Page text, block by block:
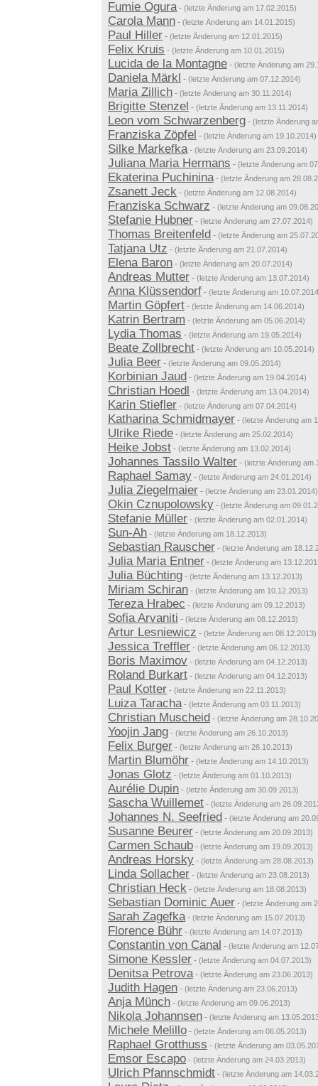
Fumie Ogura- (letzte Änderung am 17.02.2015)
Carola Mann - (letzte Änderung am 14.01.2015)
Paul Hiller - (letzte Änderung am 12.01.2015)
Felix Kruis - (letzte Änderung am 10.01.2015)
Lucida de la Montagne - (letzte Änderung am
Daniela Märkl - (letzte Änderung am 07.12.2014)
Maria Zillich - (letzte Änderung am 30.11.2014)
Brigitte Stenzel - (letzte Änderung am 13.11.2014)
Leon vom Schwarzenberg - (letzte Änderung
Franziska Zöpfel - (letzte Änderung am 19.10.2014)
Silke Markefka- (letzte Änderung am 23.09.2014)
Juliana Maria Hermans - (letzte Änderung am
Ekaterina Puchinina- (letzte Änderung am
Zsanett Jeck - (letzte Änderung am 12.08.2014)
Franziska Schwarz - (letzte Änderung am
Stefanie Hubner - (letzte Änderung am 27.07.2014)
Thomas Breitenfeld - (letzte Änderung am
Tatjana Utz - (letzte Änderung am 21.07.2014)
Elena Baron - (letzte Änderung am 20.07.2014)
Andreas Mutter - (letzte Änderung am 13.07.2014)
Anna Klüssendorf - (letzte Änderung am
Martin Göpfert - (letzte Änderung am 14.06.2014)
Katrin Bertram - (letzte Änderung am 05.06.2014)
Lydia Thomas - (letzte Änderung am 19.05.2014)
Beate Zollbrecht - (letzte Änderung am 10.05.2014)
Julia Beer - (letzte Änderung am 09.05.2014)
Korbinian Jaud - (letzte Änderung am 19.04.2014)
Christian Hoedl - (letzte Änderung am 13.04.2014)
Karin Stiefler - (letzte Änderung am 07.04.2014)
Katharina Schmidmayer - (letzte Änderung am
Ulrike Riede - (letzte Änderung am 25.02.2014)
Heike Jobst - (letzte Änderung am 13.02.2014)
Johannes Tassilo Walter - (letzte Änderung am
Raphael Samay - (letzte Änderung am 24.01.2014)
Julia Ziegelmaier - (letzte Änderung am 23.01.2014)
Okin Cznupolowsky - (letzte Änderung am
Stefanie Müller - (letzte Änderung am 02.01.2014)
Sun-Ah - (letzte Änderung am 18.12.2013)
Sebastian Rauscher - (letzte Änderung am
Julia Maria Entner - (letzte Änderung am
Julia Büchting - (letzte Änderung am 13.12.2013)
Miriam Schiran - (letzte Änderung am 10.12.2013)
Tereza Hrabec - (letzte Änderung am 09.12.2013)
Sofia Arvaniti - (letzte Änderung am 08.12.2013)
Artur Lesniewicz - (letzte Änderung am 08.12.2013)
Jessica Treffler - (letzte Änderung am 06.12.2013)
Boris Maximov - (letzte Änderung am 04.12.2013)
Roland Burkart - (letzte Änderung am 04.12.2013)
Paul Kotter - (letzte Änderung am 22.11.2013)
Luiza Taracha- (letzte Änderung am 03.11.2013)
Christian Muscheid - (letzte Änderung am
Yoojin Jang - (letzte Änderung am 26.10.2013)
Felix Burger - (letzte Änderung am 26.10.2013)
Martin Blumöhr - (letzte Änderung am 14.10.2013)
Jonas Glotz - (letzte Änderung am 01.10.2013)
Aurélie Dupin - (letzte Änderung am 30.09.2013)
Sascha Wuillemet - (letzte Änderung am
Johannes N. Seefried - (letzte Änderung am
Susanne Beurer - (letzte Änderung am 20.09.2013)
Carmen Schaub - (letzte Änderung am 19.09.2013)
Andreas Horsky - (letzte Änderung am 28.08.2013)
Linda Sollacher - (letzte Änderung am 23.08.2013)
Christian Heck - (letzte Änderung am 18.08.2013)
Sebastian Dominic Auer - (letzte Änderung am
Sarah Zagefka- (letzte Änderung am 15.07.2013)
Florence Bühr - (letzte Änderung am 14.07.2013)
Constantin von Canal - (letzte Änderung am
Simone Kessler - (letzte Änderung am 04.07.2013)
Denitsa Petrova- (letzte Änderung am 23.06.2013)
Judith Hagen - (letzte Änderung am 23.06.2013)
Anja Münch - (letzte Änderung am 09.06.2013)
Nikola Johannsen - (letzte Änderung am
Michele Melillo - (letzte Änderung am 06.05.2013)
Raphael Grotthuss - (letzte Änderung am
Emsor Escapo - (letzte Änderung am 24.03.2013)
Ulrich Pfannschmidt - (letzte Änderung am